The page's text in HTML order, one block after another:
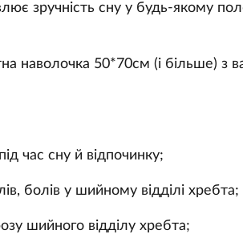
зручність сну у будь-якому
наволочка 50*70см (і більше) з
час сну й відпочинку;
болів у шийному відділі хребта;
шийного відділу хребта;